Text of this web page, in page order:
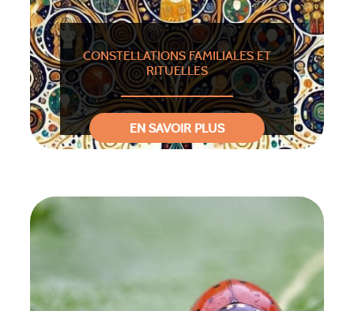
CONSTELLATIONS FAMILIALES ET
RITUELLES
EN SAVOIR PLUS